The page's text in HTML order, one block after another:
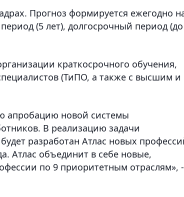
Прогноз формируется ежегодно
(5 лет), долгосрочный период (до
краткосрочного обучения,
(ТиПО, а также с высшим и
апробацию новой системы
В реализацию задачи
разработан Атлас новых
Атлас объединит в себе новые,
по 9 приоритетным отраслям», -